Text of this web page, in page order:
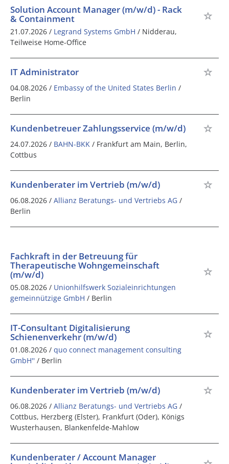
Solution Account Manager (m/w/d) - Rack
& Containment
21.07.2026 / Legrand Systems GmbH / Nidderau,
Teilweise Home-Office
IT Administrator
04.08.2026 / Embassy of the United States Berlin /
Berlin
Kundenbetreuer Zahlungsservice (m/w/d)
24.07.2026 / BAHN-BKK / Frankfurt am Main, Berlin,
Cottbus
Kundenberater im Vertrieb (m/w/d)
06.08.2026 / Allianz Beratungs- und Vertriebs AG /
Berlin
Fachkraft in der Betreuung für
Therapeutische Wohngemeinschaft
(m/w/d)
05.08.2026 / Unionhilfswerk Sozialeinrichtungen
gemeinnützige GmbH / Berlin
IT-Consultant Digitalisierung
Schienenverkehr (m/w/d)
01.08.2026 / quo connect management consulting
GmbH'' / Berlin
Kundenberater im Vertrieb (m/w/d)
06.08.2026 / Allianz Beratungs- und Vertriebs AG /
Cottbus, Herzberg (Elster), Frankfurt (Oder), Königs
Wusterhausen, Blankenfelde-Mahlow
Kundenberater / Account Manager